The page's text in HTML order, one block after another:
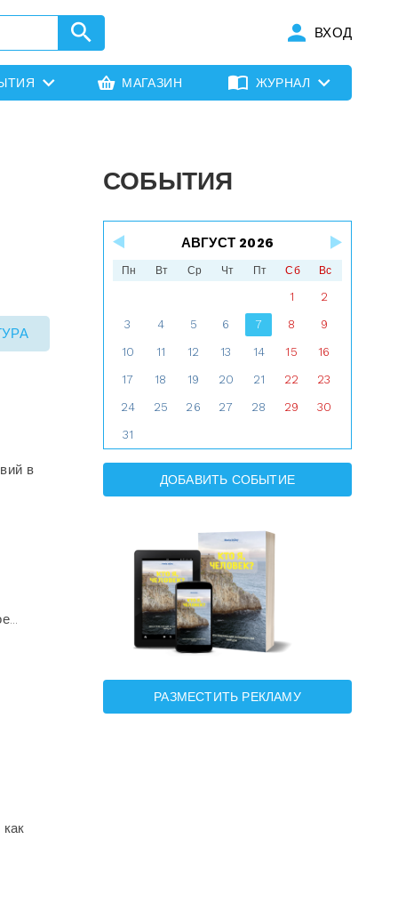
ВХОД
МАГАЗИН ЖУРНАЛ
в
СОБЫТИЯ
АВГУСТ 2026
Пн Вт Ср Чт Пт Сб Вс
1 2
3 4 5 6 7 8 9
10 11 12 13 14 15 16
17 18 19 20 21 22 23
24 25 26 27 28 29 30
31
ДОБАВИТЬ СОБЫТИЕ
РАЗМЕСТИТЬ РЕКЛАМУ